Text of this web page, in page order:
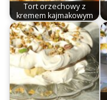
Tort orzechowy z
kremem kajmakowym